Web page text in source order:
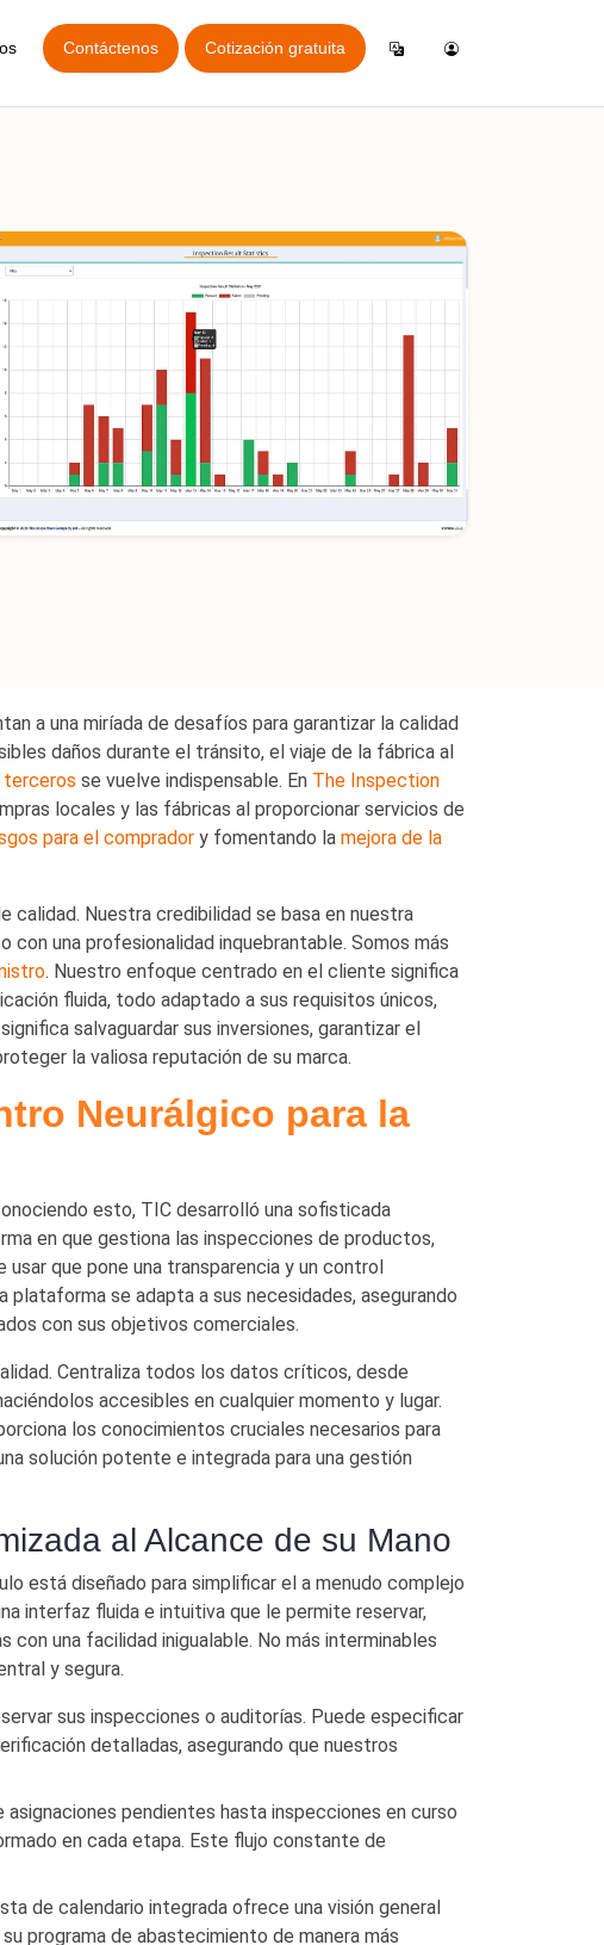
Aplicación de reservas online
de muestra
en exposiciones
de reserva en línea
Contáctenos Cotización gratuita
German
Italiano
Crear cuenta
a una miríada de desafíos para garantizar la calidad
daños durante el tránsito, el viaje de la fábrica al
terceros se vuelve indispensable. En The Inspection
locales y las fábricas al proporcionar servicios de
para el comprador y fomentando la mejora de la
calidad. Nuestra credibilidad se basa en nuestra
con una profesionalidad inquebrantable. Somos más
. Nuestro enfoque centrado en el cliente significa
fluida, todo adaptado a sus requisitos únicos,
salvaguardar sus inversiones, garantizar el
la valiosa reputación de su marca.
Neurálgico para la
esto, TIC desarrolló una sofisticada
en que gestiona las inspecciones de productos,
que pone una transparencia y un control
plataforma se adapta a sus necesidades, asegurando
con sus objetivos comerciales.
Centraliza todos los datos críticos, desde
accesibles en cualquier momento y lugar.
los conocimientos cruciales necesarios para
solución potente e integrada para una gestión
al Alcance de su Mano
está diseñado para simplificar el a menudo complejo
interfaz fluida e intuitiva que le permite reservar,
una facilidad inigualable. No más interminables
y segura.
sus inspecciones o auditorías. Puede especificar
detalladas, asegurando que nuestros
pendientes hasta inspecciones en curso
en cada etapa. Este flujo constante de
de calendario integrada ofrece una visión general
programa de abastecimiento de manera más